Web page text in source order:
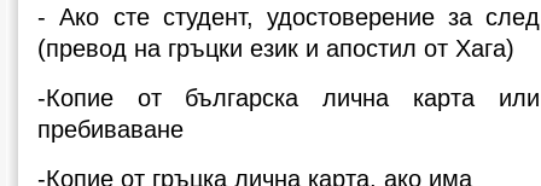
- Ако сте студент, удостоверение за
(превод на гръцки език и апостил от Хага)
-Копие от българска лична карта
пребиваване
-Копие от гръцка лична карта, ако има